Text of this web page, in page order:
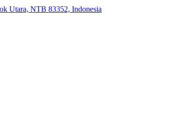
Utara, NTB 83352, Indonesia